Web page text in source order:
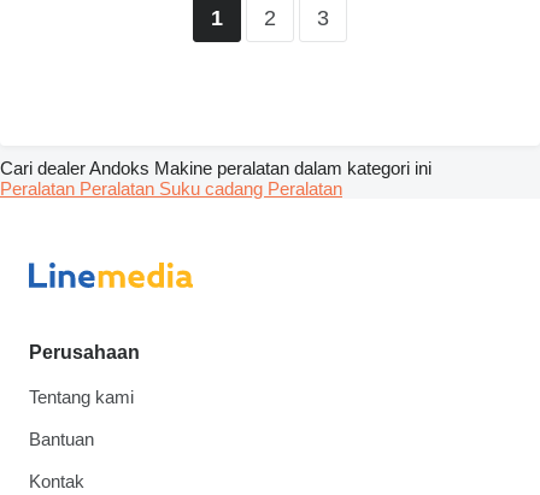
1 2 3
Cari dealer Andoks Makine peralatan dalam kategori ini
Peralatan Peralatan Suku cadang Peralatan
Perusahaan
Tentang kami
Bantuan
Kontak